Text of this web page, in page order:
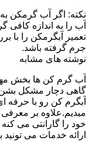
نکته: اگر آب گرمکن
آب را به اندازه
تعمیر آبگرمکن را با
جرم گرفته باشد.
نوشته های مشابه
آب گرم کن ها بخش
گاهی دچار مشکل
آبگرم کن رو با حرفه
میدیم.علاوه بر
خود را گارانتی می
ارائه خدمات می تونید